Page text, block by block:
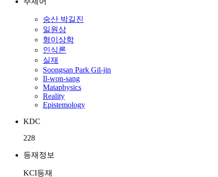
숭산 박길진
일원상
형이상학
인식론
실재
Soongsan Park Gil-jin
Il-won-sang
Mataphysics
Reality
Epistemology
KDC
228
등재정보
KCI등재